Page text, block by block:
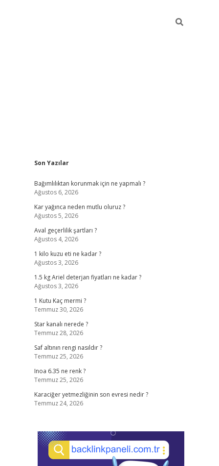
Sidebar
Son Yazılar
Bağımlılıktan korunmak için ne yapmalı ?
Ağustos 6, 2026
Kar yağınca neden mutlu oluruz ?
Ağustos 5, 2026
Aval geçerlilik şartları ?
Ağustos 4, 2026
1 kilo kuzu eti ne kadar ?
Ağustos 3, 2026
1.5 kg Ariel deterjan fiyatları ne kadar ?
Ağustos 3, 2026
1 Kutu Kaç mermi ?
Temmuz 30, 2026
Star kanalı nerede ?
Temmuz 28, 2026
Saf altının rengi nasıldır ?
Temmuz 25, 2026
Inoa 6.35 ne renk ?
Temmuz 25, 2026
Karaciğer yetmezliğinin son evresi nedir ?
Temmuz 24, 2026